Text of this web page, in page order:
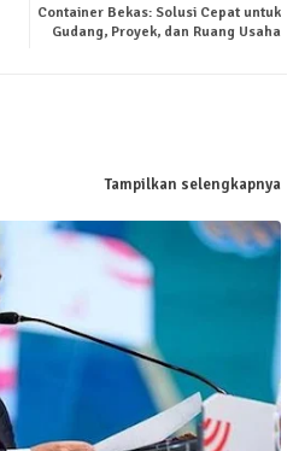
tsa
Container Bekas: Solusi Cepat untuk
Gudang, Proyek, dan Ruang Usaha
Tampilkan selengkapnya